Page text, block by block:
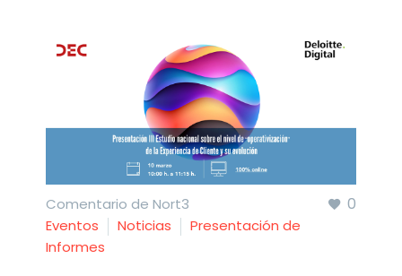
0
Comentario de Nort3
Eventos
Noticias
Presentación de
Informes